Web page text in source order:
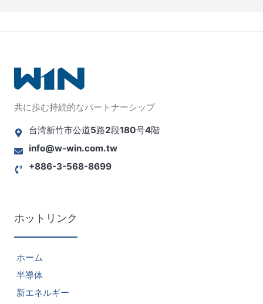
共に歩む持続的なパートナーシップ
台湾新竹市公道5路2段180号4階
info@w-win.com.tw
+886-3-568-8699
ホットリンク
ホーム
半導体
新エネルギー